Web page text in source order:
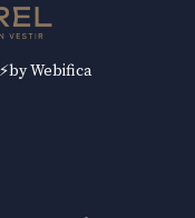
Webifica